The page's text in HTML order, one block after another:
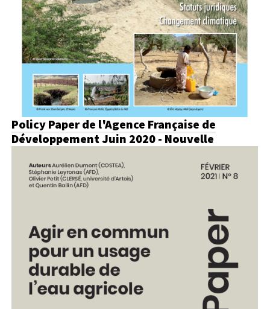
Policy Paper de l'Agence Française de
DéveloppementJuin 2020 - Nouvelle